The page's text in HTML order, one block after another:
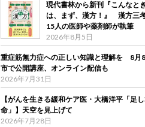
現代書林から新刊『こんなと
は、まず、漢方！』 漢方三
15人の医師や薬剤師が執筆
2026年8月5日
重症筋無力症への正しい知識と理解を 8月
市で公開講座、オンライン配信も
2026年7月31日
【がんを生きる緩和ケア医・大橋洋平「足
命」】天空を見上げて
2026年7月28日